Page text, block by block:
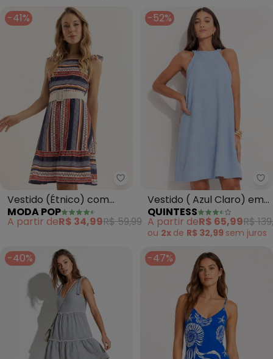
-41%
Moda Pop - Vestido (Étnico)
Vestido (Étnico) com
Babado na Alça
MODA POP
A partir deR$ 34,99R$ 59,99
-52%
Vestido ( Azul Claro) em
Tecido de Cotelê.
QUINTESS
A partir deR$ 65,99R$
ou 2x de R$ 32,99 sem juros
-40% -47%